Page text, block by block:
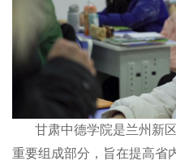
甘肃中德学院是兰州新区
重要组成部分，旨在提高省